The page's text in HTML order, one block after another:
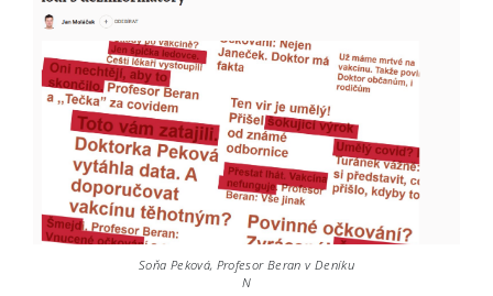
Soňa Peková, Profesor Beran v Deníku
N